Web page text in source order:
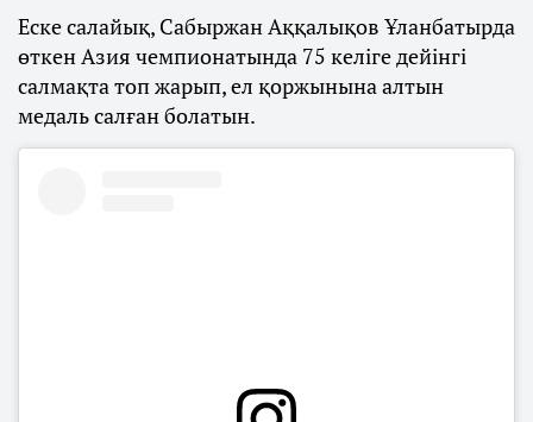
Еске салайық, Сабыржан Аққалықов Ұланбатырда
өткен Азия чемпионатында 75 келіге дейінгі
салмақта топ жарып, ел қоржынына алтын
медаль салған болатын.